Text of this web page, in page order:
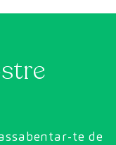
te de